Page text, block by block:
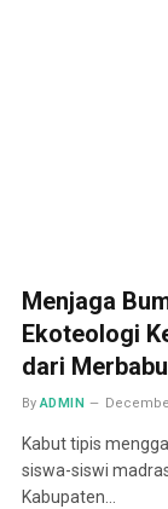
Menjaga
Ekoteologi
dari Merbabu
By ADMIN
Kabut tipis
siswa-siswi
Kabupaten…